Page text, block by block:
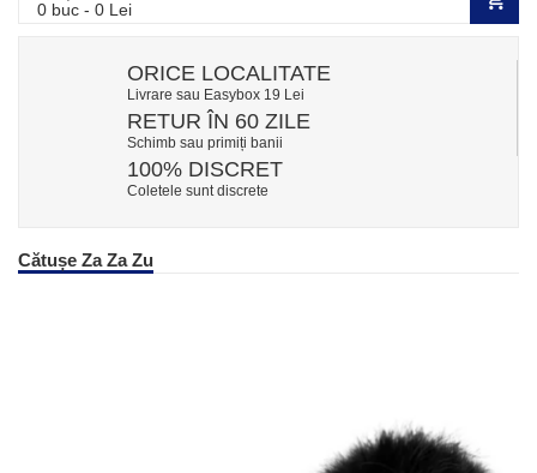
0 buc - 0 Lei
ORICE LOCALITATE
Livrare sau Easybox 19 Lei
RETUR ÎN 60 ZILE
Schimb sau primiți banii
100% DISCRET
Coletele sunt discrete
Cătușe Za Za Zu